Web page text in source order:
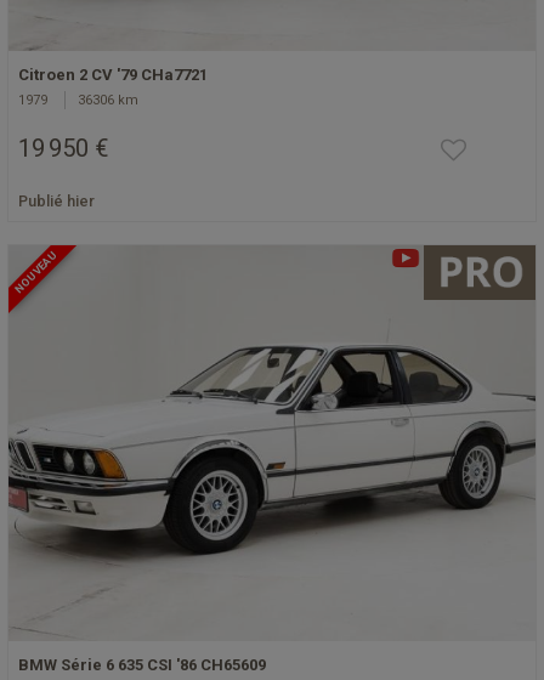
Citroen 2 CV '79 CHa7721
1979 36306 km
19 950 €
Publié hier
NOUVEAU
BMW Série 6 635 CSI '86 CH65609